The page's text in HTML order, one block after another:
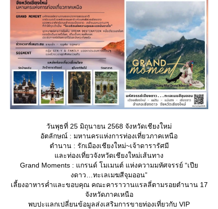
วันพุธที่ 25 มิถุนายน 2568 จังหวัดเชียงใหม่
อัตลักษณ์ : มหานครแห่งการท่องเที่ยวภาคเหนือ
ตำนาน : รักเมืองเชียงใหม่~เจ้าดารารัศมี
ละท่องเที่ยวจังหวัดเชียงใหม่เส้นทาง
Grand Moments : แกรนด์ โมเมนต์ แห่งความมหัศจรรย์ “เปี
งดาว…ทะเลเมฆสีจุมออน”
เลี้ยงอาหารค่ำและขอบคุณ คณะคาราวานแรลลี่ตามรอยตำนาน 17
จังหวัดภาคเหนือ
พบปะแลกเปลี่ยนข้อมูลส่งเสริมการขายท่องเที่ยวกับ VIP